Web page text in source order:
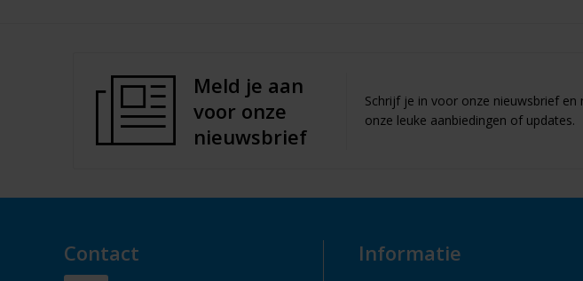
Meld je aan
voor onze
nieuwsbrief
Schrijf je in voor onze nieuwsbrief
onze leuke aanbiedingen of updates.
Contact Informatie